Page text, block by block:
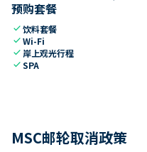
预购套餐
check饮料套餐
checkWi-Fi
check 岸上观光行程
checkSPA
MSC邮轮取消政策